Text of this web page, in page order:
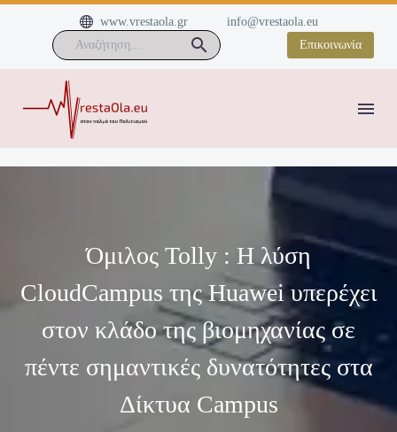

 www.vrestaola.gr
info@vrestaola.eu
Επικοινωνία
Όμιλος Tolly : H λύση
CloudCampus της Huawei υπερέχει
στον κλάδο της βιομηχανίας σε
πέντε σημαντικές δυνατότητες στα
Δίκτυα Campus